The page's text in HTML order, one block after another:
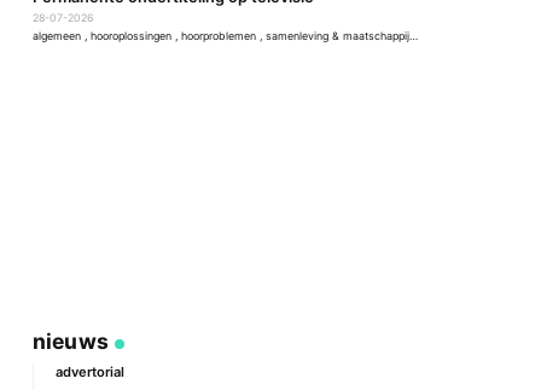
28-07-2026
algemeen
hooroplossingen hoorproblemen samenleving & maatschappij
nieuws
advertorial